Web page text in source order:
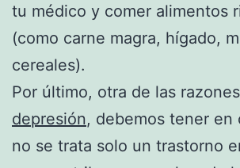
tu médico y comer alimentos
(como carne magra, hígado,
cereales).
Por último, otra de las
depresión, debemos tener en
no se trata solo un trastorno